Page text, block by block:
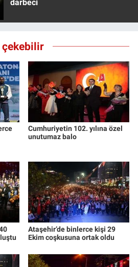
darbeci
Cumhuriyetin 102. yılına özel
unutumaz balo
Ataşehir’de binlerce kişi 29
Ekim coşkusuna ortak oldu